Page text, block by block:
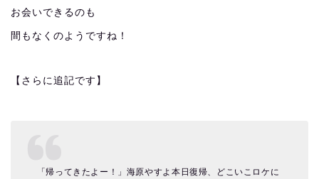
お会いできるのも
間もなくのようですね！
【さらに追記です】
「帰ってきたよー！」海原やすよ本日復帰、どこいこロケに